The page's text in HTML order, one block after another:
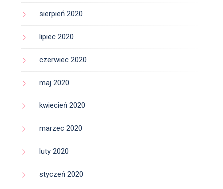
sierpień 2020
lipiec 2020
czerwiec 2020
maj 2020
kwiecień 2020
marzec 2020
luty 2020
styczeń 2020